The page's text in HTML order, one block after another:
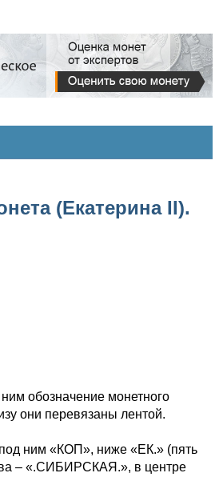
(Екатерина II).
обозначение монетного
они перевязаны лентой.
ним «КОП», ниже «ЕК.» (пять
– «.СИБИРСКАЯ.», в центре